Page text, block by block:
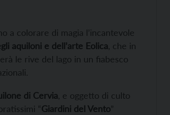
a colorare di magia l’incantevole
aquiloni e dell’arte Eolica , che in
le rive del lago in un fiabesco
di Cervia , e oggetto di culto
“Giardini del Vento”